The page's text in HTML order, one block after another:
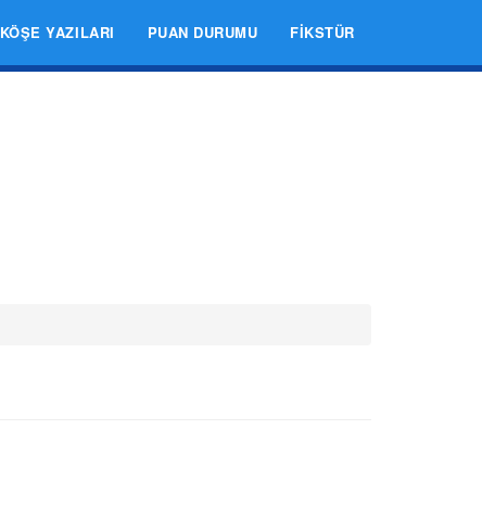
KÖŞE YAZILARI PUAN DURUMU FIKSTÜR